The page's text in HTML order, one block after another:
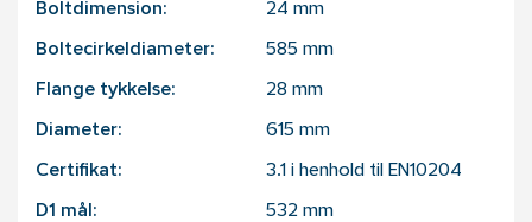
Boltdimension: 24 mm
Boltecirkeldiameter: 585 mm
Flange tykkelse: 28 mm
Diameter: 615 mm
Certifikat: 3.1 i henhold til EN10204
D1 mål: 532 mm